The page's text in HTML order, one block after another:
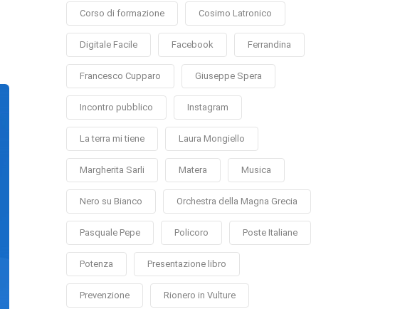
Corso di formazione Cosimo Latronico
Digitale Facile Facebook Ferrandina
Francesco Cupparo Giuseppe Spera
Incontro pubblico Instagram
La terra mi tiene Laura Mongiello
Margherita Sarli Matera Musica
Nero su Bianco Orchestra della Magna Grecia
Pasquale Pepe Policoro Poste Italiane
Potenza Presentazione libro
Prevenzione Rionero in Vulture